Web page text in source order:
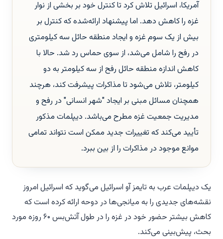
آمریکا، اسرائیل تلاش کرد تا کنترل خود بر بخشی از نوار
غزه را کاهش دهد. اما پیشنهاد ارائه‌شده که کنترل بر
بیش از یک سوم غزه و ایجاد منطقه حائل سه کیلومتری
در رفح را شامل می‌شد، از سوی حماس رد شد. حالا با
کاهش اندازه منطقه حائل رفح از سه کیلومتر به دو
کیلومتر، تلاش می‌شود تا مذاکرات پیشرفت کند، هرچند
همچنان مسائل مبنی بر ایجاد "شهر انسانی" در رفح و
مدیریت جمعیت غزه مطرح می‌باشد. دیپلمات مذکور
تأیید می‌کند که تغییرات جدید ممکن است نتواند تمامی
موانع موجود در مذاکرات را از بین ببرد.
یک دیپلمات عرب به تایمز آو اسرائیل می‌گوید که اسرائیل امروز
نقشه‌های جدیدی را به میانجی‌ها در دوحه ارائه کرده است که
کاهش بیشتر حضور خود در غزه را در طول آتش‌بس ۶۰ روزه مورد
بحث، پیش‌بینی می‌کند.